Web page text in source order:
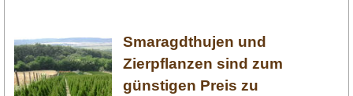
Smaragdthujen und
Zierpflanzen sind zum
günstigen Preis zu